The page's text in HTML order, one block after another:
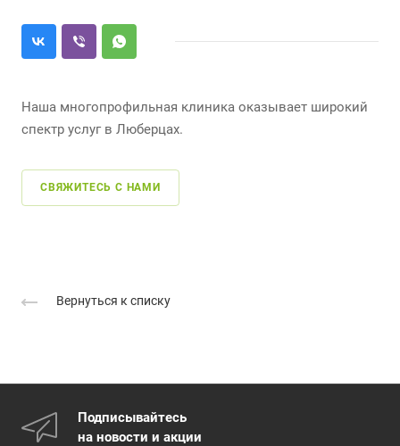
Наша многопрофильная клиника оказывает широкий
спектр услуг в Люберцах.
СВЯЖИТЕСЬ С НАМИ
Вернуться к списку
Подписывайтесь
на новости и акции